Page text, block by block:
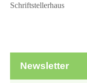
Schriftstellerhaus
Newsletter